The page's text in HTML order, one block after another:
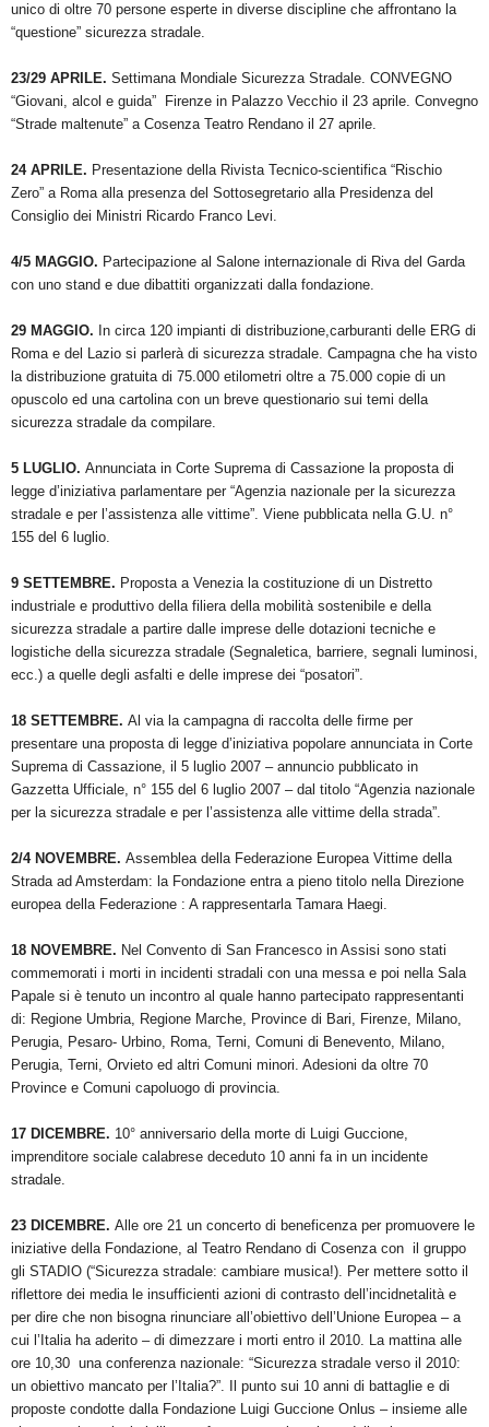
unico di oltre 70 persone esperte in diverse discipline che affrontano la
“questione” sicurezza stradale.
23/29 APRILE. Settimana Mondiale Sicurezza Stradale. CONVEGNO
“Giovani, alcol e guida” Firenze in Palazzo Vecchio il 23 aprile. Convegno
“Strade maltenute” a Cosenza Teatro Rendano il 27 aprile.
24 APRILE. Presentazione della Rivista Tecnico-scientifica “Rischio
Zero” a Roma alla presenza del Sottosegretario alla Presidenza del
Consiglio dei Ministri Ricardo Franco Levi.
4/5 MAGGIO. Partecipazione al Salone internazionale di Riva del Garda
con uno stand e due dibattiti organizzati dalla fondazione.
29 MAGGIO. In circa 120 impianti di distribuzione,carburanti delle ERG di
Roma e del Lazio si parlerà di sicurezza stradale. Campagna che ha visto
la distribuzione gratuita di 75.000 etilometri oltre a 75.000 copie di un
opuscolo ed una cartolina con un breve questionario sui temi della
sicurezza stradale da compilare.
5 LUGLIO. Annunciata in Corte Suprema di Cassazione la proposta di
legge d’iniziativa parlamentare per “Agenzia nazionale per la sicurezza
stradale e per l’assistenza alle vittime”. Viene pubblicata nella G.U. n°
155 del 6 luglio.
9 SETTEMBRE. Proposta a Venezia la costituzione di un Distretto
industriale e produttivo della filiera della mobilità sostenibile e della
sicurezza stradale a partire dalle imprese delle dotazioni tecniche e
logistiche della sicurezza stradale (Segnaletica, barriere, segnali luminosi,
ecc.) a quelle degli asfalti e delle imprese dei “posatori”.
18 SETTEMBRE. Al via la campagna di raccolta delle firme per
presentare una proposta di legge d’iniziativa popolare annunciata in Corte
Suprema di Cassazione, il 5 luglio 2007 – annuncio pubblicato in
Gazzetta Ufficiale, n° 155 del 6 luglio 2007 – dal titolo “Agenzia nazionale
per la sicurezza stradale e per l’assistenza alle vittime della strada”.
2/4 NOVEMBRE. Assemblea della Federazione Europea Vittime della
Strada ad Amsterdam: la Fondazione entra a pieno titolo nella Direzione
europea della Federazione : A rappresentarla Tamara Haegi.
18 NOVEMBRE. Nel Convento di San Francesco in Assisi sono stati
commemorati i morti in incidenti stradali con una messa e poi nella Sala
Papale si è tenuto un incontro al quale hanno partecipato rappresentanti
di: Regione Umbria, Regione Marche, Province di Bari, Firenze, Milano,
Perugia, Pesaro- Urbino, Roma, Terni, Comuni di Benevento, Milano,
Perugia, Terni, Orvieto ed altri Comuni minori. Adesioni da oltre 70
Province e Comuni capoluogo di provincia.
17 DICEMBRE. 10° anniversario della morte di Luigi Guccione,
imprenditore sociale calabrese deceduto 10 anni fa in un incidente
stradale.
23 DICEMBRE. Alle ore 21 un concerto di beneficenza per promuovere le
iniziative della Fondazione, al Teatro Rendano di Cosenza con il gruppo
gli STADIO (“Sicurezza stradale: cambiare musica!). Per mettere sotto il
riflettore dei media le insufficienti azioni di contrasto dell’incidnetalità e
per dire che non bisogna rinunciare all’obiettivo dell’Unione Europea – a
cui l’Italia ha aderito – di dimezzare i morti entro il 2010. La mattina alle
ore 10,30 una conferenza nazionale: “Sicurezza stradale verso il 2010:
un obiettivo mancato per l’Italia?”. Il punto sui 10 anni di battaglie e di
proposte condotte dalla Fondazione Luigi Guccione Onlus – insieme alle